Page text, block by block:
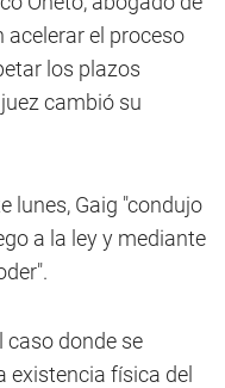
acelerar el proceso
los plazos
cambió su
lunes, Gaig "condujo
a la ley y mediante
caso donde se
existencia física del